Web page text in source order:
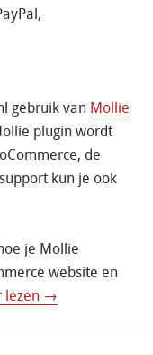
gebruik van Mollie
plugin wordt
de
kun je ook
je Mollie
website en
lezen →